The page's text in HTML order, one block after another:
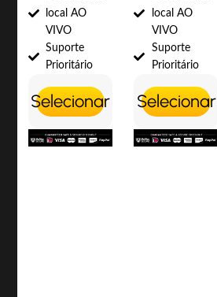
local AO
VIVO
Suporte
Prioritário
Selecionar
local AO
VIVO
Suporte
Prioritário
Selecionar